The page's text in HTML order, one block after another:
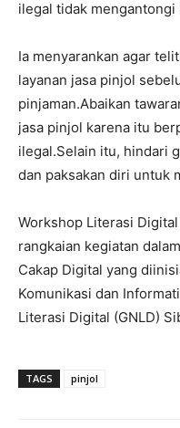
ilegal tidak mengantongi
Ia menyarankan agar
layanan jasa pinjol
pinjaman.Abaikan
jasa pinjol karena itu
ilegal.Selain itu, hindari
dan paksakan diri untuk
Workshop Literasi
rangkaian kegiatan
Cakap Digital yang
Komunikasi dan
Literasi Digital (GNLD)
TAGS pinjol